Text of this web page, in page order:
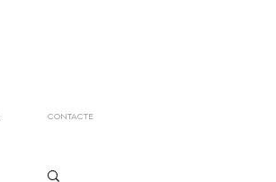
CONTACTE